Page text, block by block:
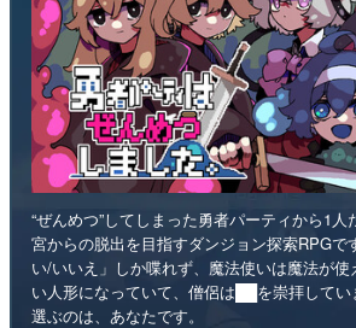
“ぜんめつ”してしまった勇者パーティから1
宮からの脱出を目指すダンジョン探索RPGで
い/いいえ」しか喋れず、魔法使いは魔法が使
い人形になっていて、僧侶は██を崇拝して
選ぶのは、あなたです。